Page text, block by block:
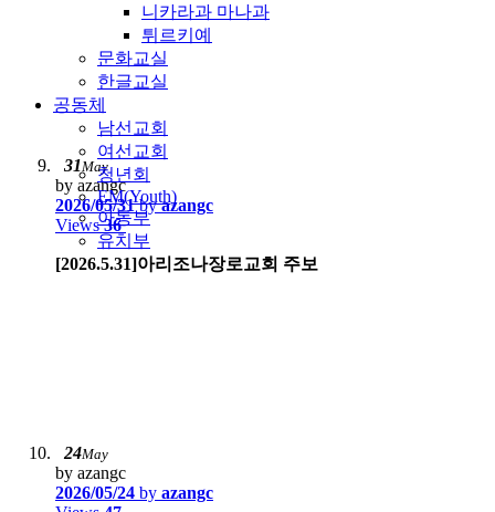
니카라과 마나과
튀르키예
문화교실
한글교실
공동체
남선교회
여선교회
청년회
EM(Youth)
아동부
유치부
31May
by azangc
2026/05/31byazangc
Views36
[2026.5.31]아리조나장로교회 주보
24May
by azangc
2026/05/24 by azangc